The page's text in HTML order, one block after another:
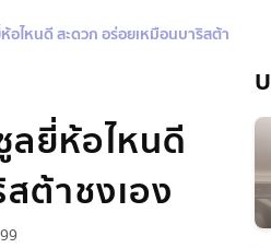
ไหนดี สะดวก อร่อยเหมือนบาริสต้าชงเอง
ลยี่ห้อไหนดี
ต้าชงเอง